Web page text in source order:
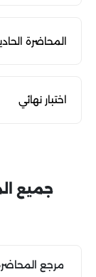
المحاضرة
اختبار نهائي
جميع
مرجع